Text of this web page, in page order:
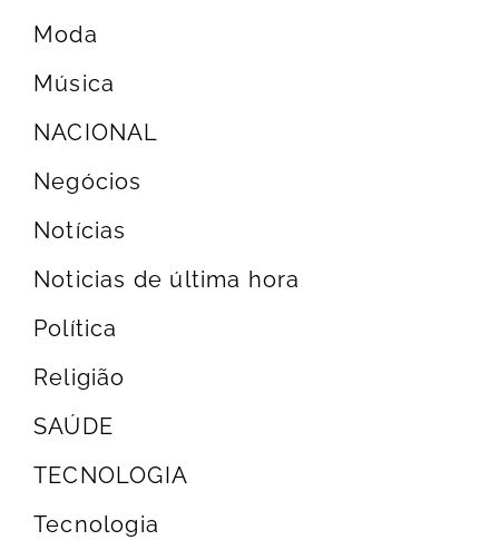
Moda
Música
NACIONAL
Negócios
Notícias
Noticias de última hora
Política
Religião
SAÚDE
TECNOLOGIA
Tecnologia